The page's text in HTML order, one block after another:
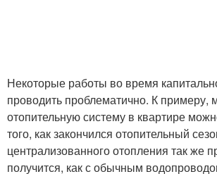
Некоторые работы во время
проводить проблематично. К примеру,
отопительную систему в квартире
того, как закончился отопительный
централизованного отопления так же
получится, как с обычным